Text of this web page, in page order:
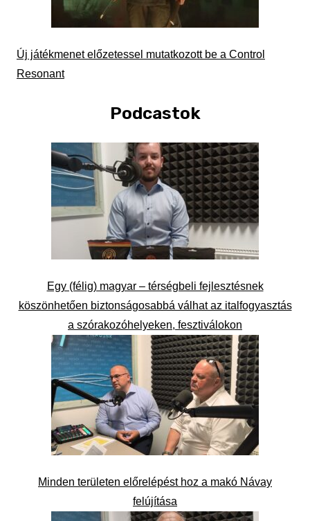
Új játékmenet előzetessel mutatkozott be a Control
Resonant
Podcastok
Egy (félig) magyar – térségbeli fejlesztésnek
köszönhetően biztonságosabbá válhat az italfogyasztás
a szórakozóhelyeken, fesztiválokon
Minden területen előrelépést hoz a makó Návay
felújítása